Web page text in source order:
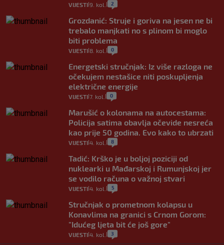
VIJESTI 9. kol. 2
Grozdanić: Struje i goriva na jesen ne bi
trebalo manjkati no s plinom bi moglo
biti problema
VIJESTI 8. kol. 0
Energetski stručnjak: Iz više razloga ne
očekujem nestašice niti poskupljenja
električne energije
VIJESTI 7. kol. 0
Marušić o kolonama na autocestama:
Policija satima obavlja očevide nesreća
kao prije 50 godina. Evo kako to ubrzati
VIJESTI 4. kol. 8
Tadić: Krško je u boljoj poziciji od
nuklearki u Mađarskoj i Rumunjskoj jer
se vodilo računa o važnoj stvari
VIJESTI 4. kol. 5
Stručnjak o prometnom kolapsu u
Konavlima na granici s Crnom Gorom:
"Idućeg ljeta bit će još gore"
VIJESTI 4. kol. 3